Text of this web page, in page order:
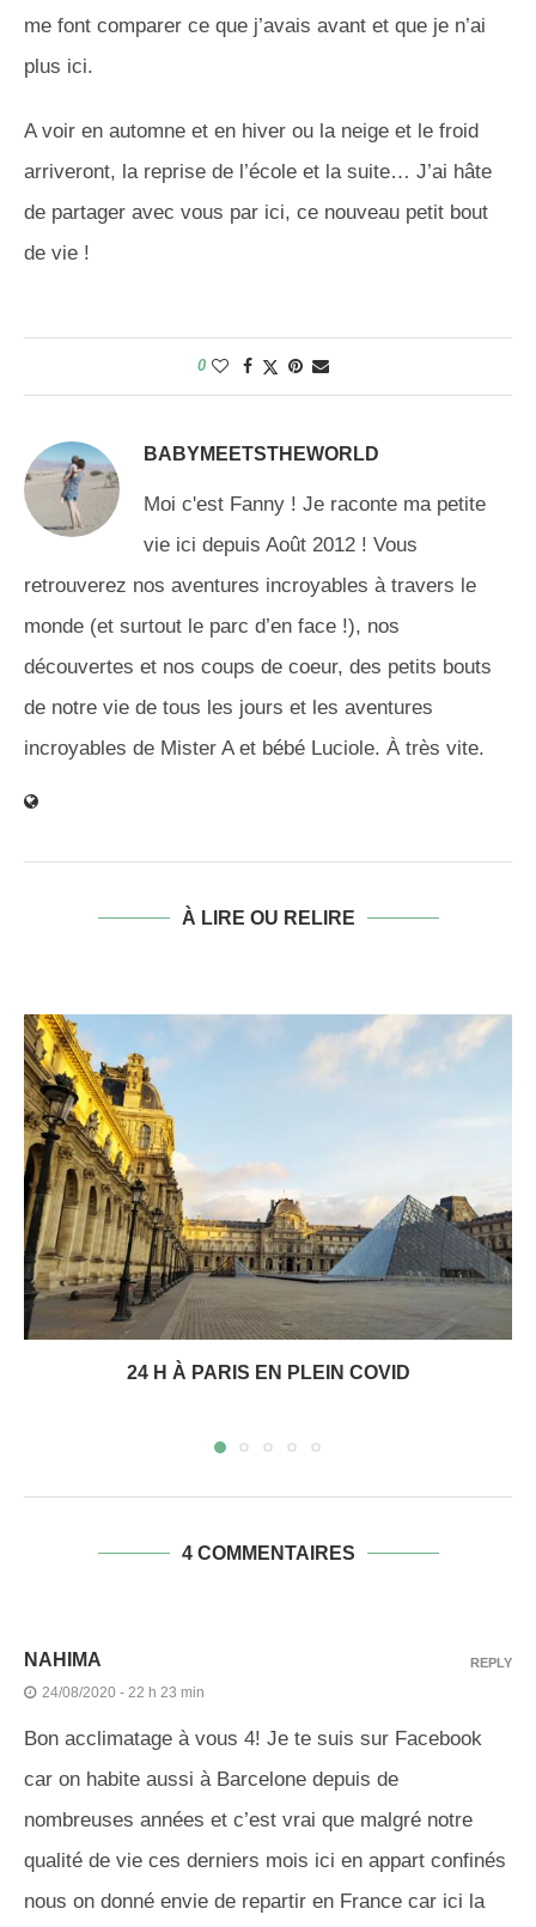
me font comparer ce que j’avais avant et que je n’ai
plus ici.
A voir en automne et en hiver ou la neige et le froid
arriveront, la reprise de l’école et la suite… J’ai hâte
de partager avec vous par ici, ce nouveau petit bout
de vie !
0
BABYMEETSTHEWORLD
Moi c'est Fanny ! Je raconte ma petite
vie ici depuis Août 2012 ! Vous
retrouverez nos aventures incroyables à travers le
monde (et surtout le parc d’en face !), nos
découvertes et nos coups de coeur, des petits bouts
de notre vie de tous les jours et les aventures
incroyables de Mister A et bébé Luciole. À très vite.
À LIRE OU RELIRE
24 H À PARIS EN PLEIN COVID
4 COMMENTAIRES
NAHIMA
24/08/2020 - 22 h 23 min
Bon acclimatage à vous 4! Je te suis sur Facebook
car on habite aussi à Barcelone depuis de
nombreuses années et c’est vrai que malgré notre
qualité de vie ces derniers mois ici en appart confinés
nous on donné envie de repartir en France car ici la
REPLY